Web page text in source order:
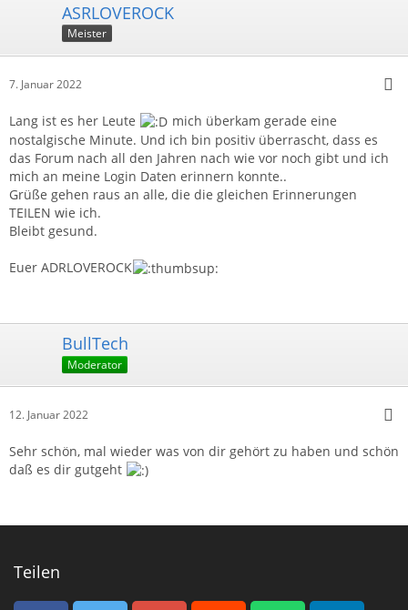
ASRLOVEROCK
Meister
7. Januar 2022
Lang ist es her Leute
mich überkam gerade eine
nostalgische Minute. Und ich bin positiv überrascht, dass es
das Forum nach all den Jahren nach wie vor noch gibt und ich
mich an meine Login Daten erinnern konnte..
Grüße gehen raus an alle, die die gleichen Erinnerungen
TEILEN wie ich.
Bleibt gesund.
Euer ADRLOVEROCK
BullTech
Moderator
12. Januar 2022
Sehr schön, mal wieder was von dir gehört zu haben und schön
daß es dir gutgeht
Teilen